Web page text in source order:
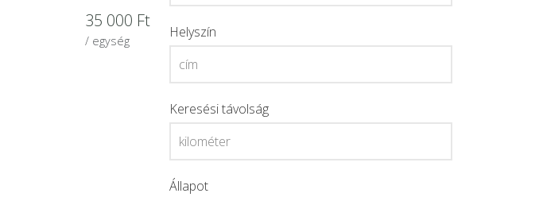
35 000 Ft
/ egység Helyszín
Keresési távolság
Állapot